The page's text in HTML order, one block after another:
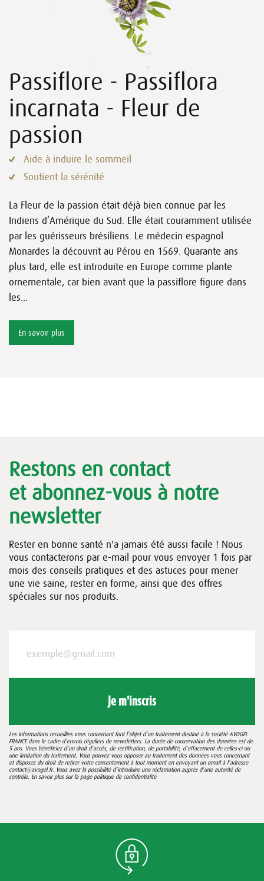
Passiflore - Passiflora
incarnata - Fleur de
passion
Aide à induire le sommeil
Soutient la sérénité
La Fleur de la passion était déjà bien connue par les
Indiens d’Amérique du Sud. Elle était couramment utilisée
par les guérisseurs brésiliens. Le médecin espagnol
Monardes la découvrit au Pérou en 1569. Quarante ans
plus tard, elle est introduite en Europe comme plante
ornementale, car bien avant que la passiflore figure dans
les...
En savoir plus
Restons en contact
et abonnez-vous à notre
newsletter
Rester en bonne santé n'a jamais été aussi facile ! Nous
vous contacterons par e-mail pour vous envoyer 1 fois par
mois des conseils pratiques et des astuces pour mener
une vie saine, rester en forme, ainsi que des offres
spéciales sur nos produits.
Je m'inscris
Les informations recueillies vous concernant font l’objet d’un traitement destiné à la société AVOGEL
FRANCE dans le cadre d’envois réguliers de newsletters. La durée de conservation des données est de
5 ans. Vous bénéficiez d’un droit d’accès, de rectification, de portabilité, d’effacement de celles-ci ou
une limitation du traitement. Vous pouvez vous opposer au traitement des données vous concernant
et disposez du droit de retirer votre consentement à tout moment en envoyant un email à l’adresse
contact@avogel.fr. Vous avez la possibilité d’introduire une réclamation auprès d’une autorité de
contrôle. En savoir plus sur la pagepolitique de confidentialité